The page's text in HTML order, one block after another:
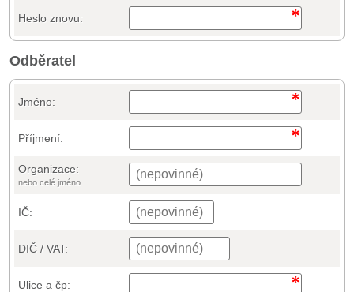
Heslo znovu:
Odběratel
Jméno:
Příjmení:
Organizace:
nebo celé jméno
IČ:
DIČ / VAT:
Ulice a čp: